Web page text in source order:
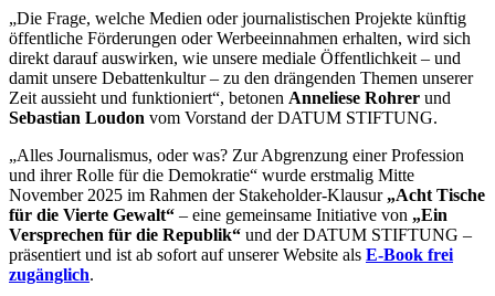
„Die Frage, welche Medien oder journalistischen Projekte künftig
öffentliche Förderungen oder Werbeeinnahmen erhalten, wird sich
direkt darauf auswirken, wie unsere mediale Öffentlichkeit – und
damit unsere Debattenkultur – zu den drängenden Themen unserer
Zeit aussieht und funktioniert“, betonen Anneliese Rohrer und
Sebastian Loudon vom Vorstand der DATUM STIFTUNG.
„Alles Journalismus, oder was? Zur Abgrenzung einer Profession
und ihrer Rolle für die Demokratie“ wurde erstmalig Mitte
November 2025 im Rahmen der Stakeholder-Klausur „Acht Tische
für die Vierte Gewalt“ – eine gemeinsame Initiative von „Ein
Versprechen für die Republik“ und der DATUM STIFTUNG –
präsentiert und ist ab sofort auf unserer Website als E-Book frei
zugänglich.